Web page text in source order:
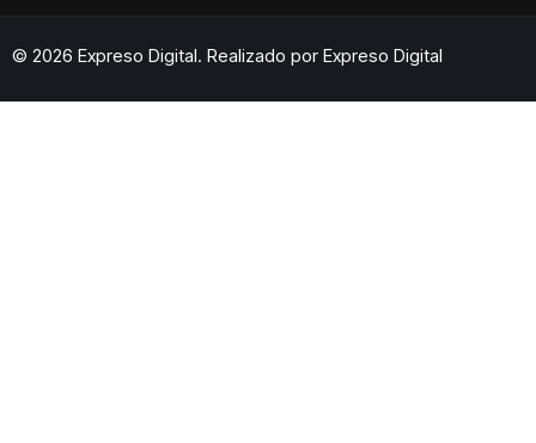
© 2026 Expreso Digital. Realizado por Expreso Digital